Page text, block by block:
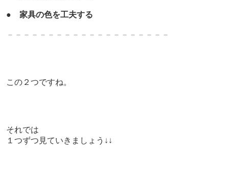
● 家具の色を工夫する
－－－－－－－－－－－－－－－－－－－－
この２つですね。
それでは
１つずつ見ていきましょう↓↓